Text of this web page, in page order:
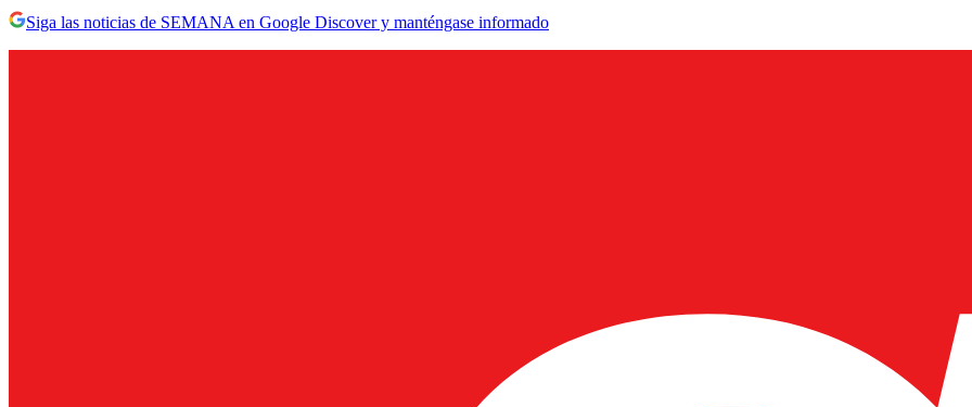
Siga las noticias de SEMANA en Google Discover y manténgase informado